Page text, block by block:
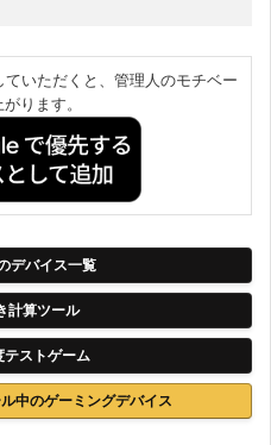
いただくと、管理人のモチベー
ります。
デバイス一覧
計算ツール
テストゲーム
中のゲーミングデバイス